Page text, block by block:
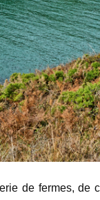
de fermes, de